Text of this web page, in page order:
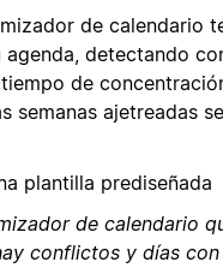
de calendario
detectando
de
semanas ajetreadas se
plantilla prediseñada
de calendario
conflictos y días con